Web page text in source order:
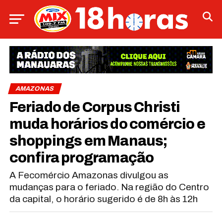
AMAZONAS
Feriado de Corpus Christi
muda horários do comércio e
shoppings em Manaus;
confira programação
A Fecomércio Amazonas divulgou as
mudanças para o feriado. Na região do Centro
da capital, o horário sugerido é de 8h às 12h